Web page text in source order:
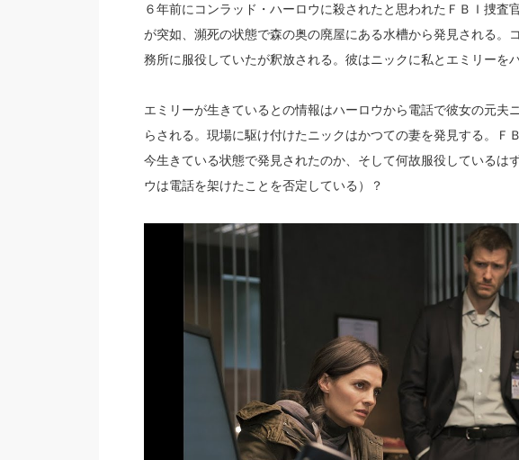
６年前にコンラッド・ハーロウに殺されたと思われたＦＢＩ捜査
が突如、瀕死の状態で森の奥の廃屋にある水槽から発見される。
務所に服役していたが釈放される。彼はニックに私とエミリーを
エミリーが生きているとの情報はハーロウから電話で彼女の元夫
らされる。現場に駆け付けたニックはかつての妻を発見する。Ｆ
今生きている状態で発見されたのか、そして何故服役しているは
ウは電話を架けたことを否定している）？